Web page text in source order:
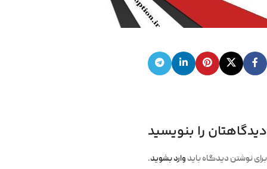
دیدگاهتان را بنویسید
برای نوشتن دیدگاه باید وارد بشوید.